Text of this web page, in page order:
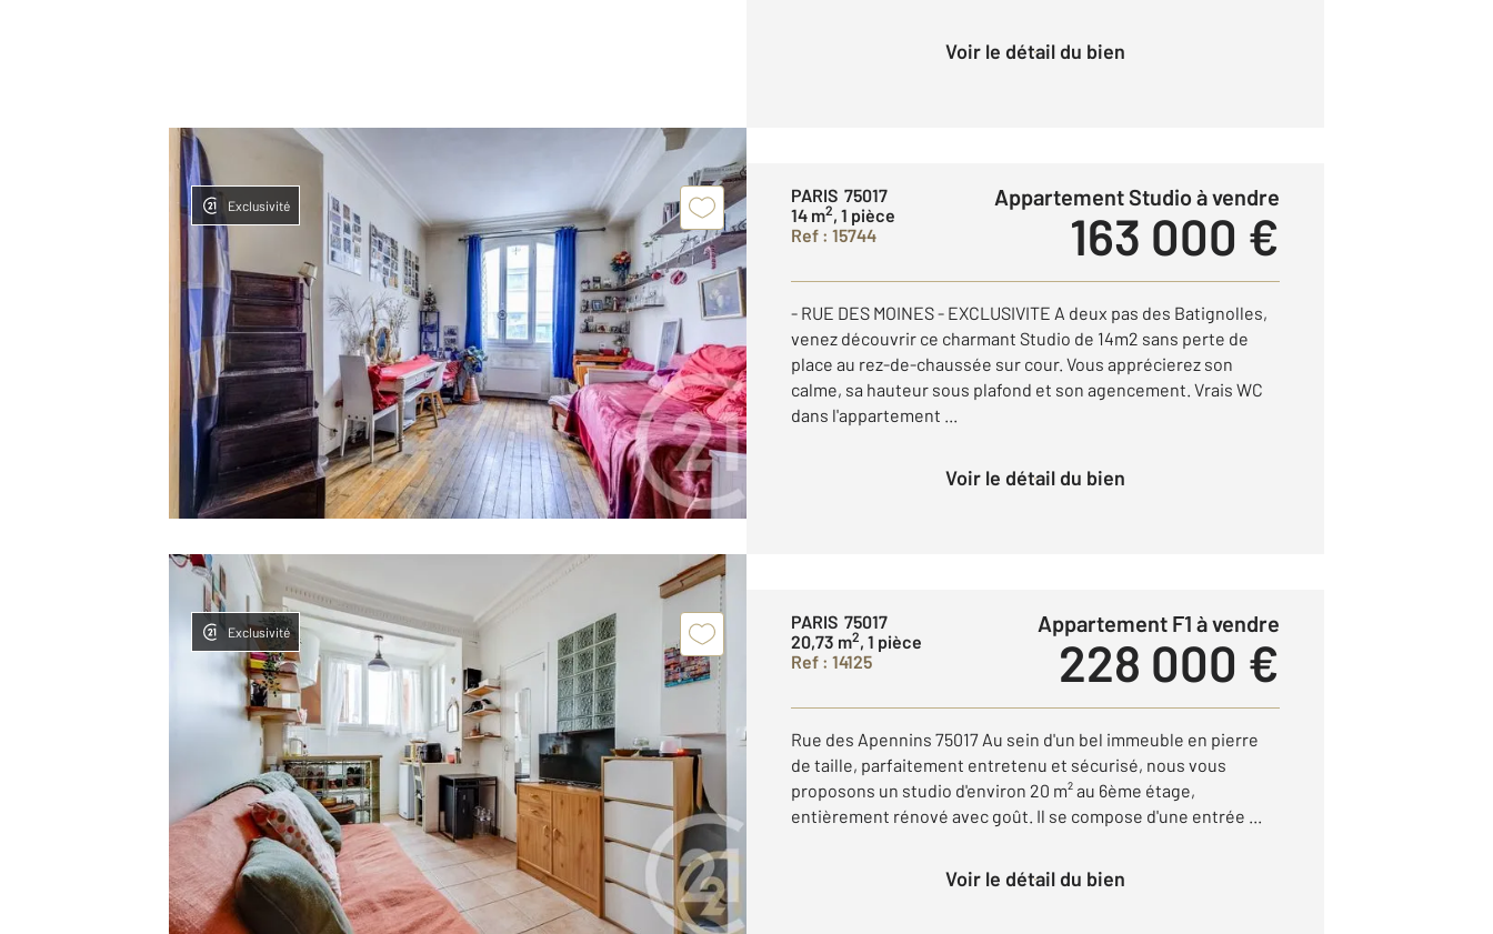
Voir le détail du bien
Exclusivité
PARIS 75017
14 m2, 1 pièce
Ref : 15744
Appartement Studio à vendre
163 000 €
- RUE DES MOINES - EXCLUSIVITE A deux pas des Batignolles,
venez découvrir ce charmant Studio de 14m2 sans perte de
place au rez-de-chaussée sur cour. Vous apprécierez son
calme, sa hauteur sous plafond et son agencement. Vrais WC
dans l'appartement ...
Voir le détail du bien
Exclusivité
PARIS 75017
20,73 m2, 1 pièce
Ref : 14125
Appartement F1 à vendre
228 000 €
Rue des Apennins 75017 Au sein d'un bel immeuble en pierre
de taille, parfaitement entretenu et sécurisé, nous vous
proposons un studio d'environ 20 m² au 6ème étage,
entièrement rénové avec goût. Il se compose d'une entrée ...
Voir le détail du bien